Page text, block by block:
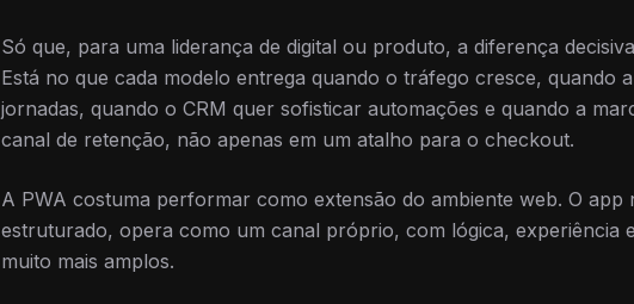
Só que, para uma liderança de digital ou produto, a diferença
Está no que cada modelo entrega quando o tráfego cresce, quando
jornadas, quando o CRM quer sofisticar automações e quando a
canal de retenção, não apenas em um atalho para o checkout.
A PWA costuma performar como extensão do ambiente web. O app
estruturado, opera como um canal próprio, com lógica, experiência
muito mais amplos.